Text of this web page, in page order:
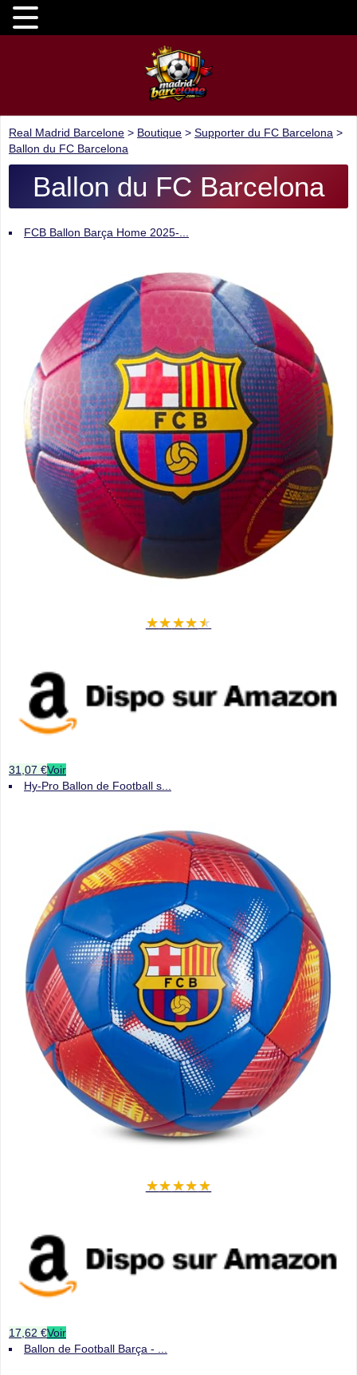
Real Madrid Barcelone > Boutique > Supporter du FC Barcelona >
Ballon du FC Barcelona
Ballon du FC Barcelona
FCB Ballon Barça Home 2025-...
★★★★★
31,07 €Voir
Hy-Pro Ballon de Football s...
★★★★★
17,62 €Voir
Ballon de Football Barça - ...